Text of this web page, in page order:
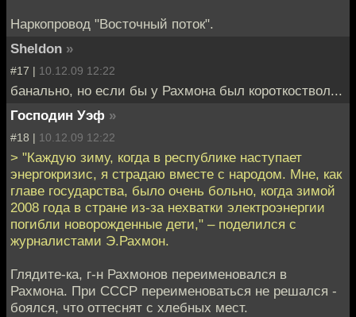
Наркопровод "Восточный поток".
Sheldon »
#17 | 10.12.09 12:22
банально, но если бы у Рахмона был короткоствол...
Господин Уэф »
#18 | 10.12.09 12:22
> "Каждую зиму, когда в республике наступает
энергокризис, я страдаю вместе с народом. Мне, как
главе государства, было очень больно, когда зимой
2008 года в стране из-за нехватки электроэнергии
погибли новорожденные дети," – поделился с
журналистами Э.Рахмон.
Глядите-ка, г-н Рахмонов переименовался в
Рахмона. При СССР переименоваться не решался -
боялся, что оттеснят с хлебных мест.